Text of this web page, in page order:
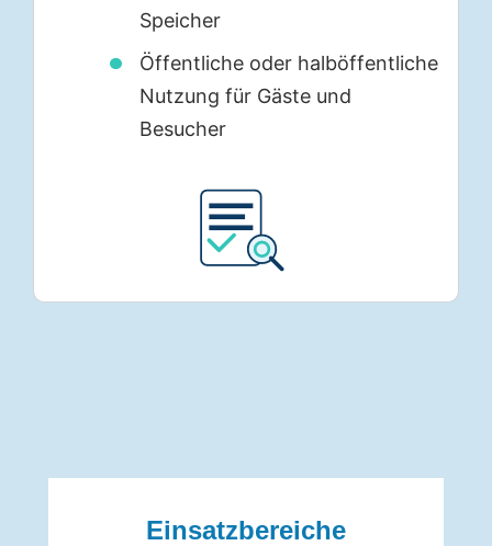
Speicher
Öffentliche oder halböffentliche
Nutzung für Gäste und
Besucher
Einsatzbereiche